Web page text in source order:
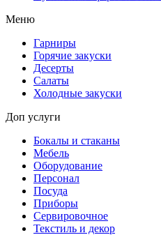
Меню
Гарниры
Горячие закуски
Десерты
Салаты
Холодные закуски
Доп услуги
Бокалы и стаканы
Мебель
Оборудование
Персонал
Посуда
Приборы
Сервировочное
Текстиль и декор